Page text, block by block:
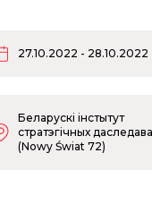
27.10.2022 - 28.10.2022
Беларускі інстытут
стратэгічных
(Nowy Świat 72)